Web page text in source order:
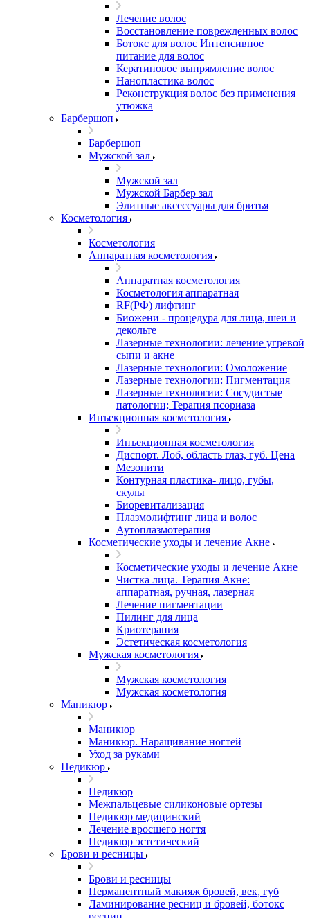
Лечение волос
Восстановление поврежденных волос
Бoтокс для волос Интенсивное
питание для волос
Кератиновое выпрямление волос
Нанопластика волос
Реконструкция волос без применения
утюжка
Барбершоп
Барбершоп
Мужской зал
Мужской зал
Мужской Барбер зал
Элитные аксессуары для бритья
Косметология
Косметология
Аппаратная косметология
Аппаратная косметология
Косметология аппаратная
RF(РФ) лифтинг
Биожени - процедура для лица, шеи и
декольте
Лазерные технологии: лечение угревой
сыпи и акне
Лазерные технологии: Омоложение
Лазерные технологии: Пигментация
Лазерные технологии: Сосудистые
патологии; Терапия псориаза
Инъекционная косметология
Инъекционная косметология
Диспорт. Лоб, область глаз, губ. Цена
Мезонити
Контурная пластика- лицо, губы,
скулы
Биоревитализация
Плазмолифтинг лица и волос
Аутоплазмотерапия
Косметические уходы и лечение Акне
Косметические уходы и лечение Акне
Чистка лица. Терапия Акне:
аппаратная, ручная, лазерная
Лечение пигментации
Пилинг для лица
Криотерапия
Эстетическая косметология
Мужская косметология
Мужская косметология
Мужская косметология
Маникюр
Маникюр
Маникюр. Наращивание ногтей
Уход за руками
Педикюр
Педикюр
Межпальцевые силиконовые ортезы
Педикюр медицинский
Лечение вросшего ногтя
Педикюр эстетический
Брови и ресницы
Брови и ресницы
Перманентный макияж бровей, век, губ
Ламинирование ресниц и бровей, бoтoкс